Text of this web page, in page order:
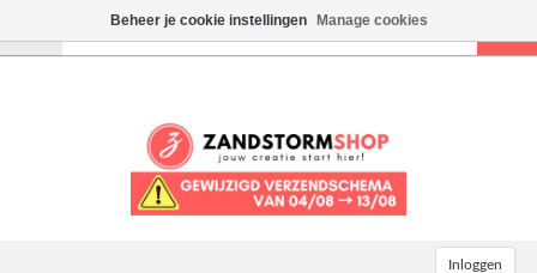
Inloggen
Beheer je cookie instellingen Manage cookies